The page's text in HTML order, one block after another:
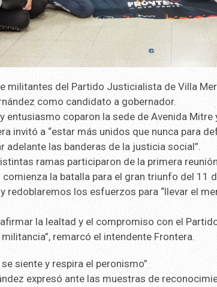
militantes del Partido Justicialista de Villa
como candidato a gobernador.
entusiasmo coparon la sede de Avenida
invitó a “estar más unidos que nunca para
adelante las banderas de la justicia social”.
ramas participaron de la primera
la batalla para el gran triunfo del 11
redoblaremos los esfuerzos para “llevar el
la lealtad y el compromiso con el
remarcó el intendente Frontera.
siente y respira el peronismo”
expresó ante las muestras de